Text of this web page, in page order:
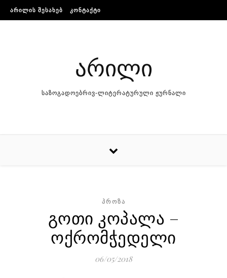
Skip to content
ᲐᲠᲘᲚᲘᲡ ᲨᲔᲡᲐᲮᲔᲑ ᲙᲝᲜᲢᲐᲥᲢᲘ
არილი
საზოგადოებრივ-ლიტერატურული ჟურნალი
ᲞᲠᲝᲖᲐ
გოთი კოპალა –
ოქრომჭედელი
06/05/2018